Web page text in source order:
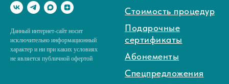
Данный интернет-сайт носит
исключительно информационный
характер и ни при каких условиях
не является публичной офертой
Стоимость процедур
Подарочные
сертификаты
Абонементы
Спецпредложения